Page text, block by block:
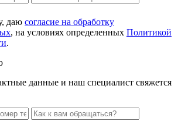
даю согласие на обработку
, на условиях определенных Политикой
.
данные и наш специалист свяжется